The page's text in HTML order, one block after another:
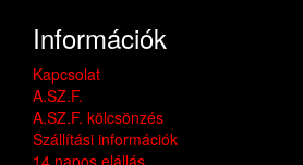
Információk
Kapcsolat
A.SZ.F.
A.SZ.F. kölcsönzés
Szállítási információk